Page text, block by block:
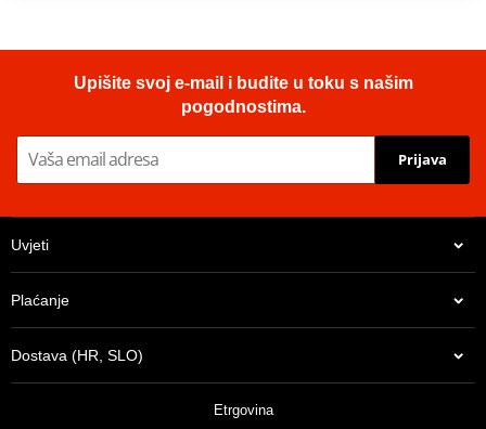
Upišite svoj e-mail i budite u toku s našim
pogodnostima.
Prijava
Uvjeti
Plaćanje
Dostava (HR, SLO)
Etrgovina